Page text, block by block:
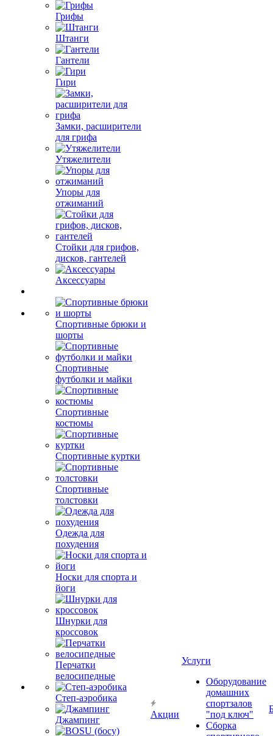
Грифы
Штанги
Гантели
Гири
Замки, расширители
для грифа
Утяжелители
Упоры для
отжиманий
Стойки для грифов,
дисков, гантелей
Аксессуары
Спортивные брюки и
шорты
Спортивные
футболки и майки
Спортивные
костюмы
Спортивные куртки
Спортивные
толстовки
Одежда для
похудения
Носки для спорта и
йоги
Шнурки для
кроссовок
Перчатки
велосипедные
Степ-аэробика
Джампинг
Акции
Услуги
Оборудование
домашних
спортзалов
"под ключ"
Сборка